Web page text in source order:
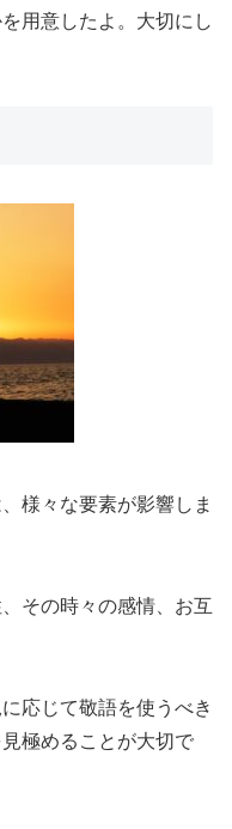
用意したよ。大切にし
様々な要素が影響しま
その時々の感情、お互
応じて敬語を使うべき
極めることが大切で